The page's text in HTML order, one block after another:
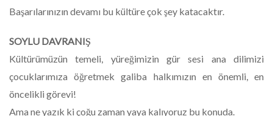
Başarılarınızın devamı bu kültüre çok şey katacaktır.
SOYLU DAVRANIŞ
Kültürümüzün temeli, yüreğimizin gür sesi ana dilimizi
çocuklarımıza öğretmek galiba halkımızın en önemli, en
öncelikli görevi!
Ama ne yazık ki çoğu zaman yaya kalıyoruz bu konuda.